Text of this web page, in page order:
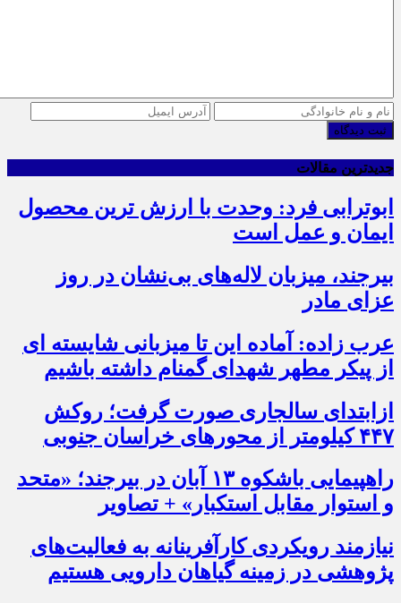
ثبت دیدگاه
جدیدترین مقالات
ابوترابی فرد: وحدت با ارزش ترین محصول
ایمان و عمل است
بیرجند، میزبان لاله‌های بی‌نشان در روز
عزای مادر
عرب زاده: آماده این تا میزبانی شایسته ای
از پیکر مطهر شهدای گمنام داشته باشیم
ازابتدای سالجاری صورت گرفت؛ روکش
۴۴۷ کیلومتر از محورهای خراسان جنوبی
راهپیمایی باشکوه ۱۳ آبان در بیرجند؛ «متحد
و استوار مقابل استکبار» + تصاویر
نیازمند رویکردی کارآفرینانه به فعالیت‌های
پژوهشی در زمینه گیاهان دارویی هستیم